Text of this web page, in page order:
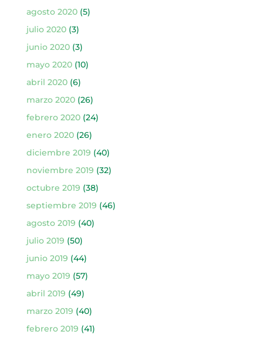
agosto 2020(5)
julio 2020(3)
junio 2020(3)
mayo 2020(10)
abril 2020(6)
marzo 2020(26)
febrero 2020(24)
enero 2020(26)
diciembre 2019 (40)
noviembre 2019 (32)
octubre 2019 (38)
septiembre 2019 (46)
agosto 2019 (40)
julio 2019 (50)
junio 2019 (44)
mayo 2019 (57)
abril 2019 (49)
marzo 2019 (40)
febrero 2019 (41)